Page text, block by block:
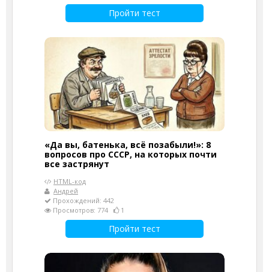
Пройти тест
«Да вы, батенька, всё позабыли!»: 8
вопросов про СССР, на которых почти
все застрянут
HTML-код
Андрей
Прохождений: 442
Просмотров: 774
1
Пройти тест